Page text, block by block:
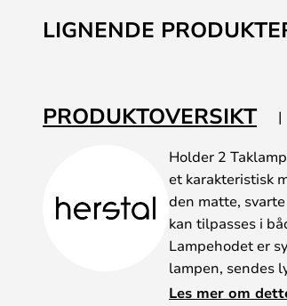
LIGNENDE
PRODUKTOVERSIKT
Holder 2
et karakteristisk
den matte,
kan tilpasses i
Lampehodet er
lampen, sendes
lampen også
Les mer om